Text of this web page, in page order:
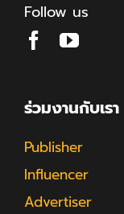
Follow us
ร่วมงานกับเรา
Publisher
Influencer
Advertiser